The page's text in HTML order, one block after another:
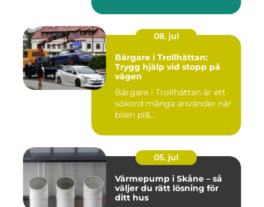
08. jul
Bärgare i Trollhättan:
Trygg hjälp vid stopp på
vägen
Bärgare i Trollhättan är ett
sökord många använder när
bilen pl&...
05. jul
Värmepump i Skåne – så
väljer du rätt lösning för
ditt hus